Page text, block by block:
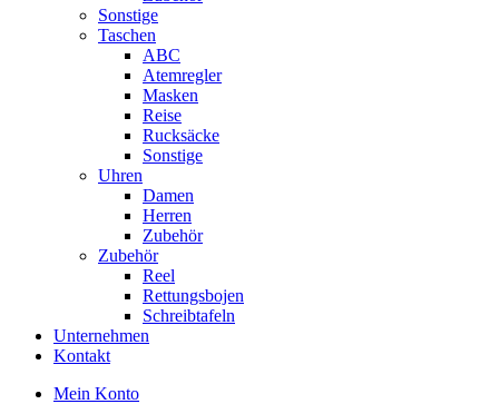
Sonstige
Taschen
ABC
Atemregler
Masken
Reise
Rucksäcke
Sonstige
Uhren
Damen
Herren
Zubehör
Zubehör
Reel
Rettungsbojen
Schreibtafeln
Unternehmen
Kontakt
Mein Konto